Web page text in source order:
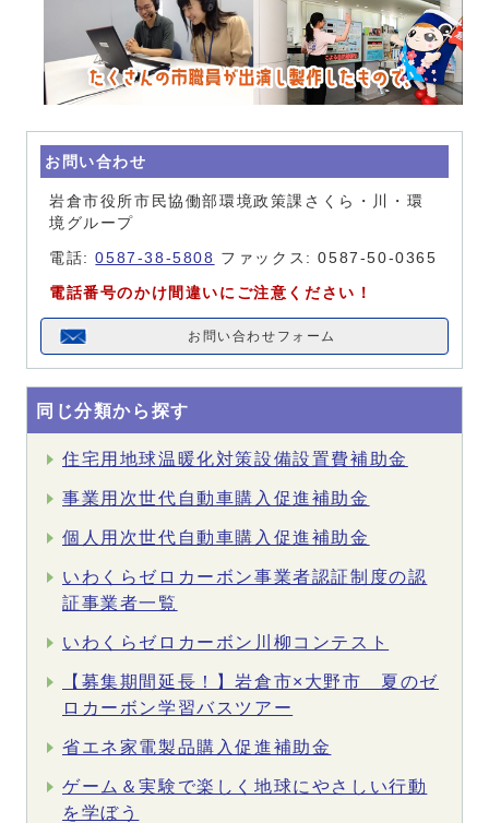
お問い合わせ
岩倉市役所市民協働部環境政策課さくら・川・環
境グループ
電話:0587-38-5808 ファックス: 0587-50-0365
電話番号のかけ間違いにご注意ください！
お問い合わせフォーム
同じ分類から探す
住宅用地球温暖化対策設備設置費補助金
事業用次世代自動車購入促進補助金
個人用次世代自動車購入促進補助金
いわくらゼロカーボン事業者認証制度の認
証事業者一覧
いわくらゼロカーボン川柳コンテスト
【募集期間延長！】岩倉市×大野市 夏のゼ
ロカーボン学習バスツアー
省エネ家電製品購入促進補助金
ゲーム＆実験で楽しく地球にやさしい行動
を学ぼう